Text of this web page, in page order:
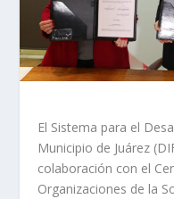
El Sistema para el
Municipio de Juárez
colaboración con el
Organizaciones de la